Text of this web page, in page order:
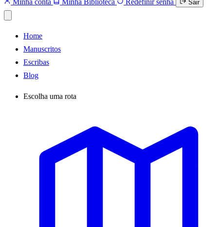
Minha conta Minha Biblioteca Redefinir senha Sair
Home
Manuscritos
Escribas
Blog
Escolha uma rota